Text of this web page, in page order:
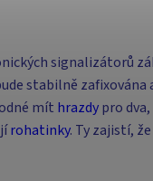
signalizátorů
stabilně zafixována
mít hrazdypro
rohatinky. Ty zajistí,